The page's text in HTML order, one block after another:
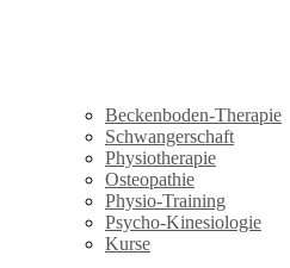
Beckenboden-Therapie
Schwangerschaft
Physiotherapie
Osteopathie
Physio-Training
Psycho-Kinesiologie
Kurse